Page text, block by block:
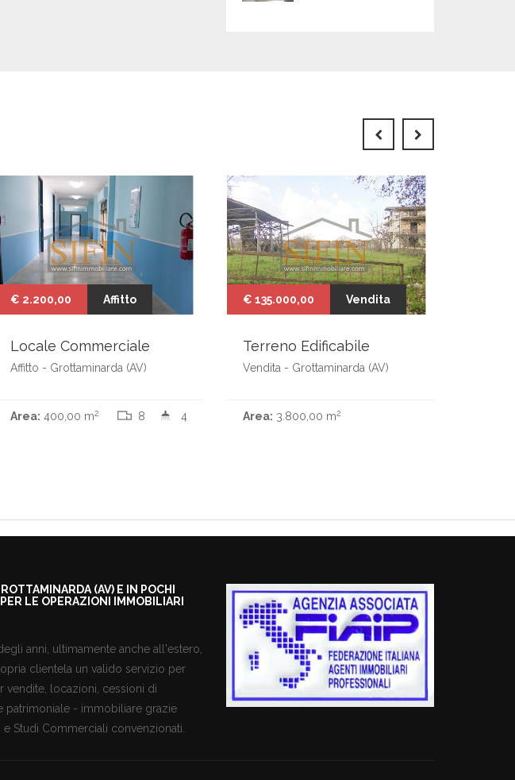
€ 2.200,00 Affitto
Locale Commerciale
Affitto - Grottaminarda (AV)
Area: 400,00 m2 8 4
€ 135.000,00 Vendita
Terreno Edificabile
Vendita - Grottaminarda (AV)
Area: 3.800,00 m2
(AV) E IN POCHI
LE OPERAZIONI IMMOBILIARI
anni, ultimamente anche all'estero,
clientela un valido servizio per
vendite, locazioni, cessioni di
patrimoniale - immobiliare grazie
Studi Commerciali convenzionati.